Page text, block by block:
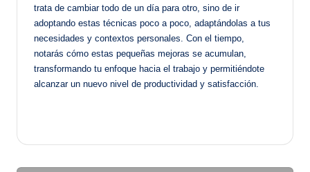
trata de cambiar todo de un día para otro, sino de ir
adoptando estas técnicas poco a poco, adaptándolas a tus
necesidades y contextos personales. Con el tiempo,
notarás cómo estas pequeñas mejoras se acumulan,
transformando tu enfoque hacia el trabajo y permitiéndote
alcanzar un nuevo nivel de productividad y satisfacción.